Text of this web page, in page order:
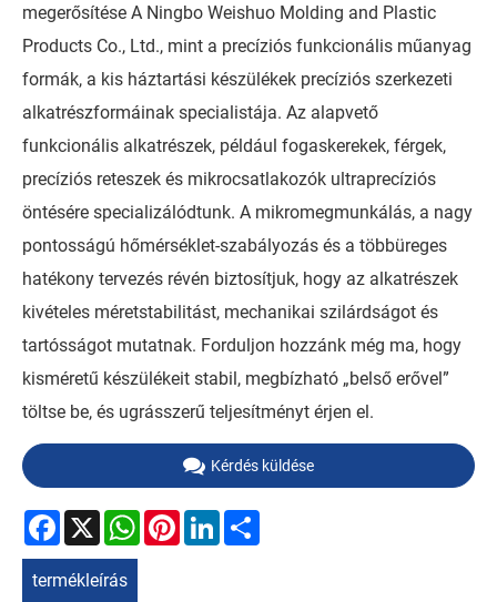
megerősítése A Ningbo Weishuo Molding and Plastic
Products Co., Ltd., mint a precíziós funkcionális műanyag
formák, a kis háztartási készülékek precíziós szerkezeti
alkatrészformáinak specialistája. Az alapvető
funkcionális alkatrészek, például fogaskerekek, férgek,
precíziós reteszek és mikrocsatlakozók ultraprecíziós
öntésére specializálódtunk. A mikromegmunkálás, a nagy
pontosságú hőmérséklet-szabályozás és a többüreges
hatékony tervezés révén biztosítjuk, hogy az alkatrészek
kivételes méretstabilitást, mechanikai szilárdságot és
tartósságot mutatnak. Forduljon hozzánk még ma, hogy
kisméretű készülékeit stabil, megbízható „belső erővel”
töltse be, és ugrásszerű teljesítményt érjen el.
Kérdés küldése
Facebook
X WhatsApp
PinterestLinkedIn
termékleírás